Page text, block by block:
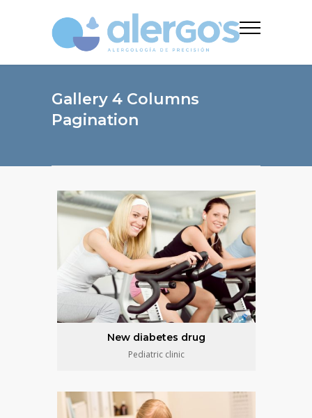
Gallery 4 Columns
Pagination
New diabetes drug
Pediatric clinic